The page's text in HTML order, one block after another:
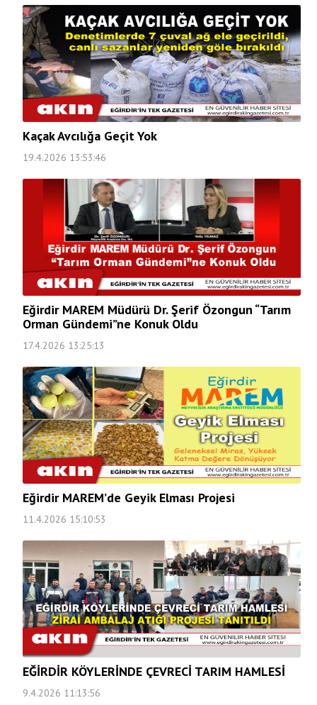
Kaçak Avcılığa Geçit Yok
19.4.2026 13:53:46
Eğirdir MAREM Müdürü Dr. Şerif Özongun “Tarım
Orman Gündemi”ne Konuk Oldu
17.4.2026 13:25:13
Eğirdir MAREM’de Geyik Elması Projesi
11.4.2026 15:10:53
EĞİRDİR KÖYLERİNDE ÇEVRECİ TARIM HAMLESİ
9.4.2026 11:13:56